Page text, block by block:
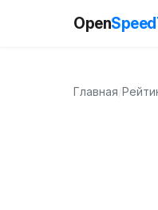
Open
Главная